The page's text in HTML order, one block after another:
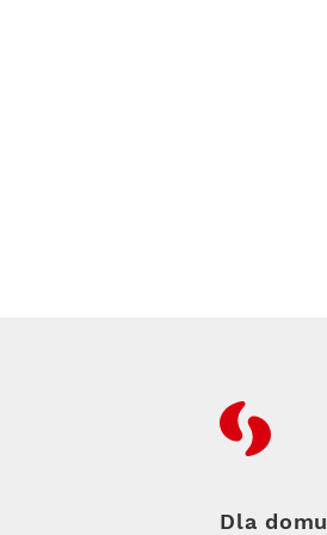
RFC
Dla domu